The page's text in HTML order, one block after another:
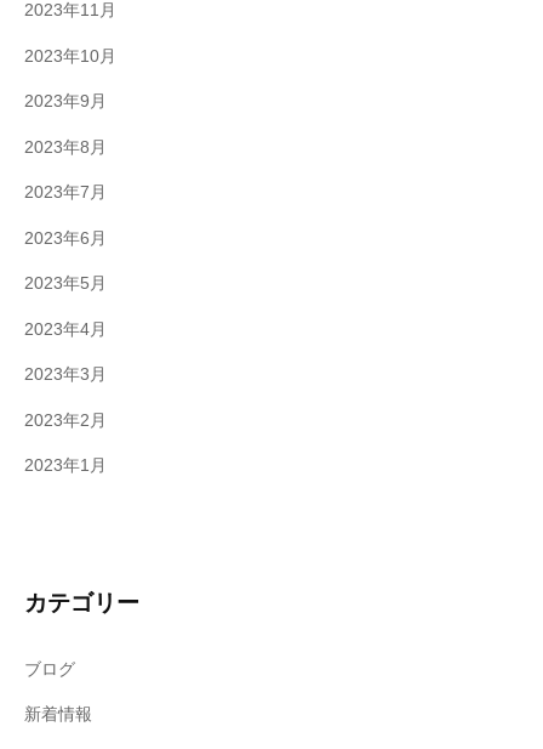
2023年11月
2023年10月
2023年9月
2023年8月
2023年7月
2023年6月
2023年5月
2023年4月
2023年3月
2023年2月
2023年1月
カテゴリー
ブログ
新着情報